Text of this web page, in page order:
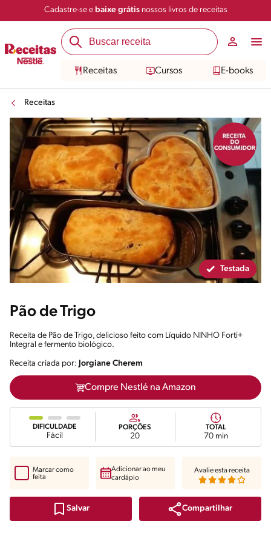
Cadastre-se e baixe grátisnossos livros de receitas
Receitas Cursos E-books
Receitas
Salvar Compartilhar
Testada
Pão de Trigo
Receita de Pão de Trigo, delicioso feito com Líquido NINHO Forti+
Integral e fermento biológico.
Receita criada por: Jorgiane Cherem
Compre Nestlé na Amazon
DIFICULDADE
Fácil
PORÇÕES
20
TOTAL
70 min
Salvar Compartilhar
Marcar como
feita
Adicionar ao meu
cardápio
Avalie esta receita